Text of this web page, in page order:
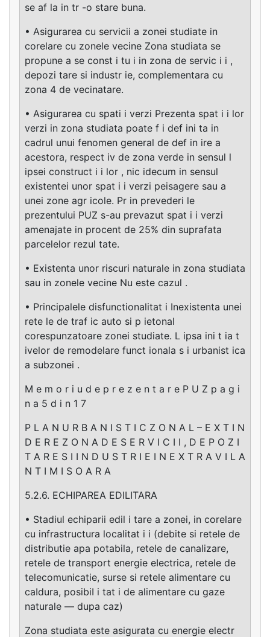
se af la in tr -o stare buna.
• Asigurarea cu servicii a zonei studiate in
corelare cu zonele vecine Zona studiata se
propune a se const i tu i in zona de servic i i ,
depozi tare si industr ie, complementara cu
zona 4 de vecinatare.
• Asigurarea cu spati i verzi Prezenta spat i i lor
verzi in zona studiata poate f i def ini ta in
cadrul unui fenomen general de def in ire a
acestora, respect iv de zona verde in sensul l
ipsei construct i i lor , nic idecum in sensul
existentei unor spat i i verzi peisagere sau a
unei zone agr icole. Pr in prevederi le
prezentului PUZ s-au prevazut spat i i verzi
amenajate in procent de 25% din suprafata
parcelelor rezul tate.
• Existenta unor riscuri naturale in zona studiata
sau in zonele vecine Nu este cazul .
• Principalele disfunctionalitat i Inexistenta unei
rete le de traf ic auto si p ietonal
corespunzatoare zonei studiate. L ipsa ini t ia t
ivelor de remodelare funct ionala s i urbanist ica
a subzonei .
M e m o r i u d e p r e z e n t a r e P U Z p a g i
n a 5 d i n 1 7
P L A N U R B A N I S T I C Z O N A L – E X T I N
D E R E Z O N A D E S E R V I C I I , D E P O Z I
T A R E S I I N D U S T R I E I N E X T R A V I L A
N T I M I S O A R A
5.2.6. ECHIPAREA EDILITARA
• Stadiul echiparii edil i tare a zonei, in corelare
cu infrastructura localitat i i (debite si retele de
distributie apa potabila, retele de canalizare,
retele de transport energie eIectrica, retele de
telecomunicatie, surse si retele alimentare cu
caIdura, posibiI i tat i de alimentare cu gaze
naturale — dupa caz)
Zona studiata este asigurata cu energie electr